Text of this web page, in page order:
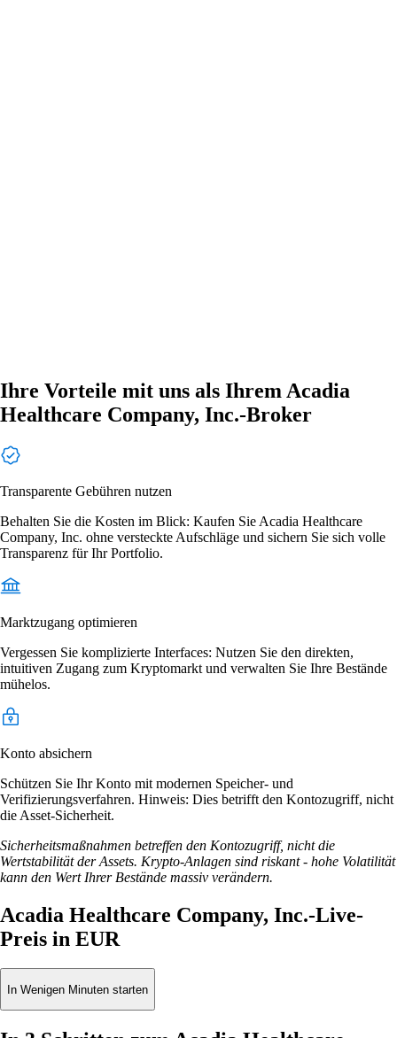
Ihre Vorteile mit uns als Ihrem Acadia
Healthcare Company, Inc.-Broker
Transparente Gebühren nutzen
Behalten Sie die Kosten im Blick: Kaufen Sie Acadia Healthcare
Company, Inc. ohne versteckte Aufschläge und sichern Sie sich volle
Transparenz für Ihr Portfolio.
Marktzugang optimieren
Vergessen Sie komplizierte Interfaces: Nutzen Sie den direkten,
intuitiven Zugang zum Kryptomarkt und verwalten Sie Ihre Bestände
mühelos.
Konto absichern
Schützen Sie Ihr Konto mit modernen Speicher- und
Verifizierungsverfahren. Hinweis: Dies betrifft den Kontozugriff, nicht
die Asset-Sicherheit.
Sicherheitsmaßnahmen betreffen den Kontozugriff, nicht die
Wertstabilität der Assets. Krypto-Anlagen sind riskant - hohe Volatilität
kann den Wert Ihrer Bestände massiv verändern.
Acadia Healthcare Company, Inc.-Live-
Preis in EUR
In Wenigen Minuten starten